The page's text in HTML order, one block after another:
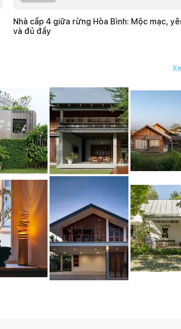
Nhà cấp 4 giữa rừng Hòa Bình: Mộc mạc,
và đủ đầy